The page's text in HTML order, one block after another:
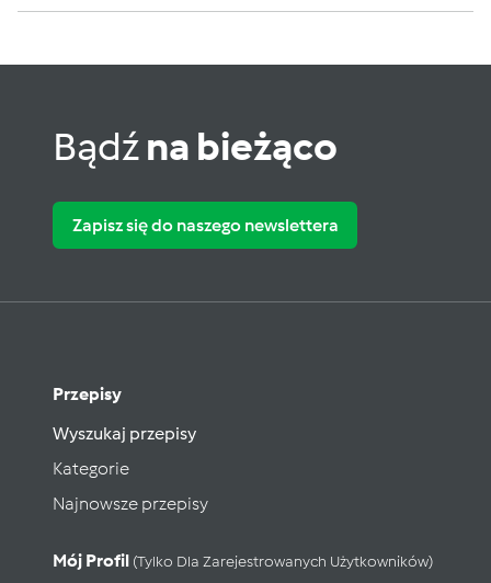
Bądźna bieżąco
Zapisz się do naszego newslettera
Przepisy
Wyszukaj przepisy
Kategorie
Najnowsze przepisy
Mój Profil (tylko Dla Zarejestrowanych Użytkowników)